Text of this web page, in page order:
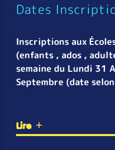
Dates
Inscriptions aux
(enfants , ados ,
semaine du Lundi 31
Septembre (date
Lire